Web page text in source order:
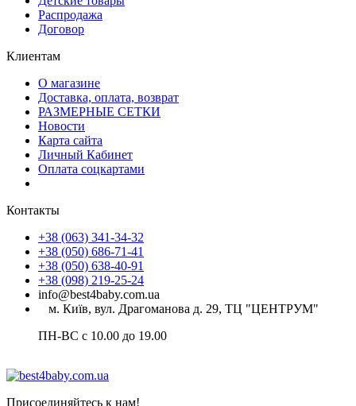
Распродажа
Договор
Клиентам
О магазине
Доставка, оплата, возврат
РАЗМЕРНЫЕ СЕТКИ
Новости
Карта сайта
Личный Кабинет
Оплата соцкартами
Контакты
+38 (063) 341-34-32
+38 (050) 686-71-41
+38 (050) 638-40-91
+38 (098) 219-25-24
info@best4baby.com.ua
м. Київ, вул. Драгоманова д. 29, ТЦ "ЦЕНТРУМ"
ПН-ВС с 10.00 до 19.00
Присоединяйтесь к нам!